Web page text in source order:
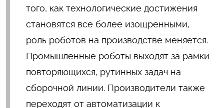
того, как технологические достижения
становятся все более изощренными,
роль роботов на производстве меняется.
Промышленные роботы выходят за рамки
повторяющихся, рутинных задач на
сборочной линии. Производители также
переходят от автоматизации к